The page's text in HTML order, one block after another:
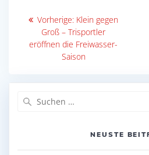
Vorherige: Vorheriger
Beitrag:
Klein gegen
Groß – Trisportler
eröffnen die Freiwasser-
Saison
NEUSTE